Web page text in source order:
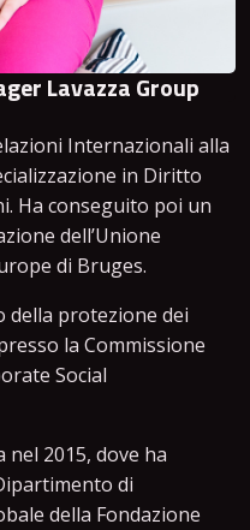
Lavazza Group
Internazionali alla
in Diritto
Ha conseguito poi un
dell’Unione
di Bruges.
della protezione dei
la Commissione
Social
nel 2015, dove ha
di
della Fondazione